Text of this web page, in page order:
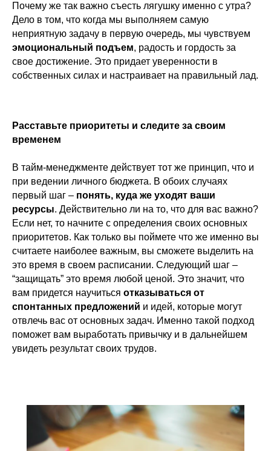
Почему же так важно съесть лягушку именно с утра?
Дело в том, что когда мы выполняем самую
неприятную задачу в первую очередь, мы чувствуем
эмоциональный подъем, радость и гордость за
свое достижение. Это придает уверенности в
собственных силах и настраивает на правильный лад.
Расставьте приоритеты и следите за своим
временем
В тайм-менеджменте действует тот же принцип, что и
при ведении личного бюджета. В обоих случаях
первый шаг – понять, куда же уходят ваши
ресурсы. Действительно ли на то, что для вас важно?
Если нет, то начните с определения своих основных
приоритетов. Как только вы поймете что же именно вы
считаете наиболее важным, вы сможете выделить на
это время в своем расписании. Следующий шаг –
“защищать” это время любой ценой. Это значит, что
вам придется научиться отказываться от
спонтанных предложений и идей, которые могут
отвлечь вас от основных задач. Именно такой подход
поможет вам выработать привычку и в дальнейшем
увидеть результат своих трудов.